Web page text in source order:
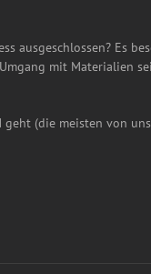
ausgeschlossen? Es
mit Materialien
(die meisten von